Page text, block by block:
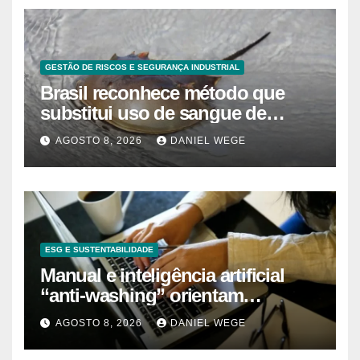
GESTÃO DE RISCOS E SEGURANÇA INDUSTRIAL
Brasil reconhece método que
substitui uso de sangue de
caranguejo-ferradura em testes
farmacêuticos
AGOSTO 8, 2026 DANIEL WEGE
ESG E SUSTENTABILIDADE
Manual e inteligência artificial
“anti-washing” orientam
empresas
AGOSTO 8, 2026 DANIEL WEGE